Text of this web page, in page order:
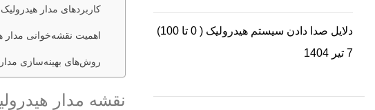
کاربردهای مدار هیدرولیک
اهمیت نقشه‌خوانی مدار
روش‌های بهینه‌سازی
نقشه مدار
دلایل صدا دادن سیستم هیدرولیک ( 0 تا 100)
7 تیر 1404